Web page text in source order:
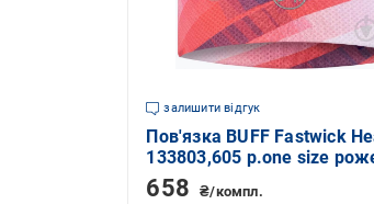
залишити відгук
Пов'язка BUFF Fastwick
133803,605 р.one size
658 ₴/компл.